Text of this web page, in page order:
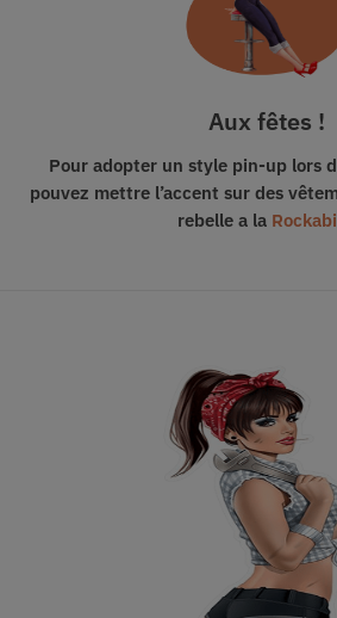
Aux fêtes !
Pour adopter un style pin-up lors
pouvez mettre l’accent sur des
rebelle a la